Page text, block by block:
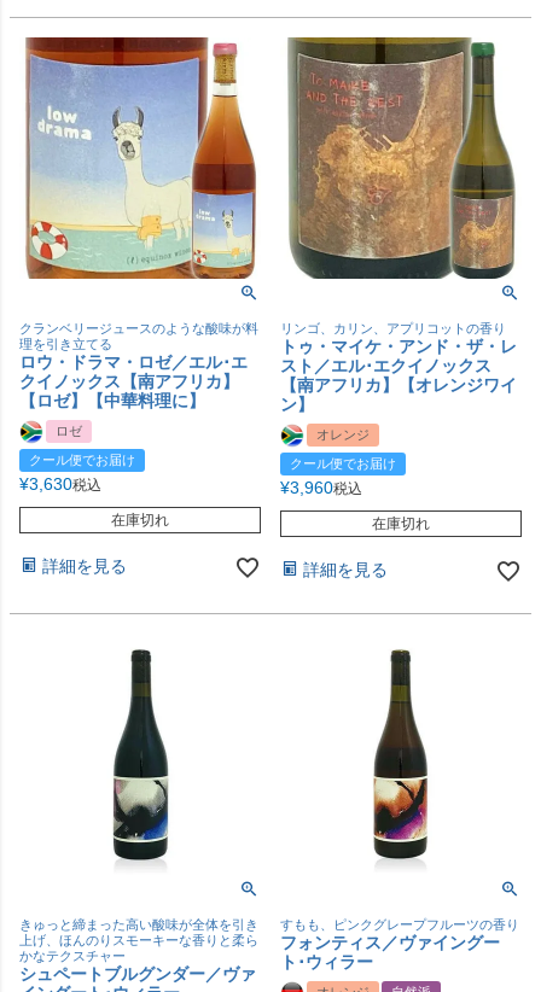
クランベリージュースのような酸味が料
理を引き立てる
ロウ・ドラマ・ロゼ／エル･エ
クイノックス【南アフリカ】
【ロゼ】【中華料理に】
ロゼ
クール便でお届け
¥3,630税込
在庫切れ
詳細を見る
リンゴ、カリン、アプリコットの香り
トゥ・マイケ・アンド・ザ・レ
スト／エル･エクイノックス
【南アフリカ】【オレンジワイ
ン】
オレンジ
クール便でお届け
¥3,960税込
在庫切れ
詳細を見る
きゅっと締まった高い酸味が全体を引き
上げ、ほんのりスモーキーな香りと柔ら
かなテクスチャー
シュペートブルグンダー／ヴァ
すもも、ピンクグレープフルーツの香り
フォンティス／ヴァイングー
ト･ウィラー